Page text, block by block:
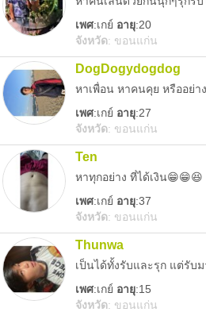
เพศ:เกย์ อายุ:20
จังหวัด: ขอนแก่น
DogDogydogdog
หาเพื่อน หาคนคุย หรืออย่า
เพศ:เกย์ อายุ:27
จังหวัด: ขอนแก่น
Ten
หาทุกอย่าง ที่ได้เงิน😁😁😆
เพศ:เกย์ อายุ:37
จังหวัด: ขอนแก่น
Thunwa
เป็นได้ทั้งรับและรุก แต่รับ
เพศ:เกย์ อายุ:15
จังหวัด: ขอนแก่น